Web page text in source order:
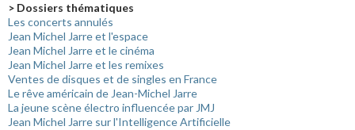
> Dossiers thématiques
Les concerts annulés
Jean Michel Jarre et l'espace
Jean Michel Jarre et le cinéma
Jean Michel Jarre et les remixes
Ventes de disques et de singles en France
Le rêve américain de Jean-Michel Jarre
La jeune scène électro influencée par JMJ
Jean Michel Jarre sur l'Intelligence Artificielle